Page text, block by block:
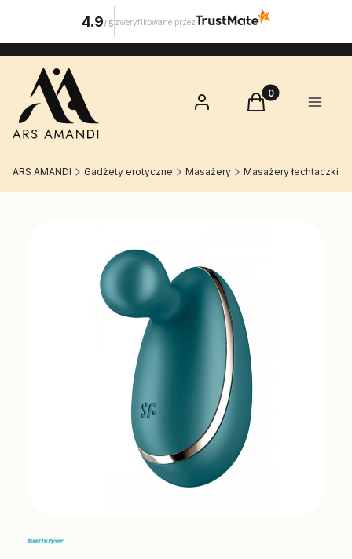
Zaloguj sięProdukty w
Koszyk Menu
ARS AMANDI Gadżety erotyczne Masażery Masażery łechtaczki
4.9/ 5 zweryfikowane przez